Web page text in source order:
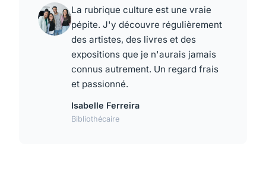
La rubrique culture est une vraie
pépite. J'y découvre régulièrement
des artistes, des livres et des
expositions que je n'aurais jamais
connus autrement. Un regard frais
et passionné.
Isabelle Ferreira
Bibliothécaire